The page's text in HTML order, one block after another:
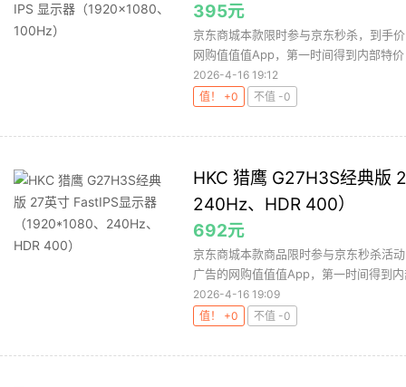
395元
京东商城本款限时参与京东秒杀，到手
网购值值值App，第一时间得到内部特
2026-4-16 19:12
值！ +0
不值 -0
HKC 猎鹰 G27H3S经典版
240Hz、HDR 400）
692元
京东商城本款商品限时参与京东秒杀活
广告的网购值值值App，第一时间得到
2026-4-16 19:09
值！ +0
不值 -0